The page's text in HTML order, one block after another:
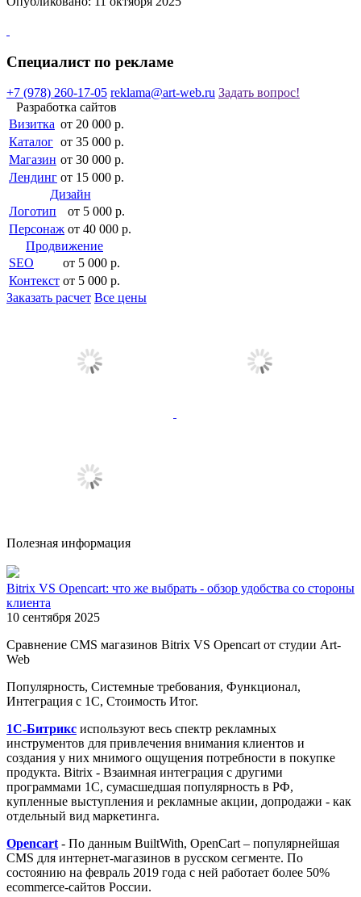
Специалист по рекламе
+7 (978) 260-17-05 reklama@art-web.ru Задать вопрос!
Разработка сайтов
Визитка от 20 000 р.
Каталог от 35 000 р.
Магазин от 30 000 р.
Лендинг от 15 000 р.
Дизайн
Логотип
от 5 000 р.
Персонаж от 40 000 р.
Продвижение
SEO
от 5 000 р.
Контекст от 5 000 р.
Заказать расчет Все цены
Полезная информация
Bitrix VS Opencart: что же выбрать - обзор удобства со стороны
клиента
10 сентября 2025
Сравнение CMS магазинов Bitrix VS Opencart от студии Art-
Web
Популярность, Системные требования, Функционал,
Интеграция с 1С, Стоимость Итог.
1С-Битрикс используют весь спектр рекламных
инструментов для привлечения внимания клиентов и
создания у них мнимого ощущения потребности в покупке
продукта. Bitrix - Взаимная интеграция с другими
программами 1С, сумасшедшая популярность в РФ,
купленные выступления и рекламные акции, допродажи - как
отдельный вид маркетинга.
Opencart - По данным BuiltWith, OpenCart – популярнейшая
CMS для интернет-магазинов в русском сегменте. По
состоянию на февраль 2019 года с ней работает более 50%
ecommerce-сайтов России.